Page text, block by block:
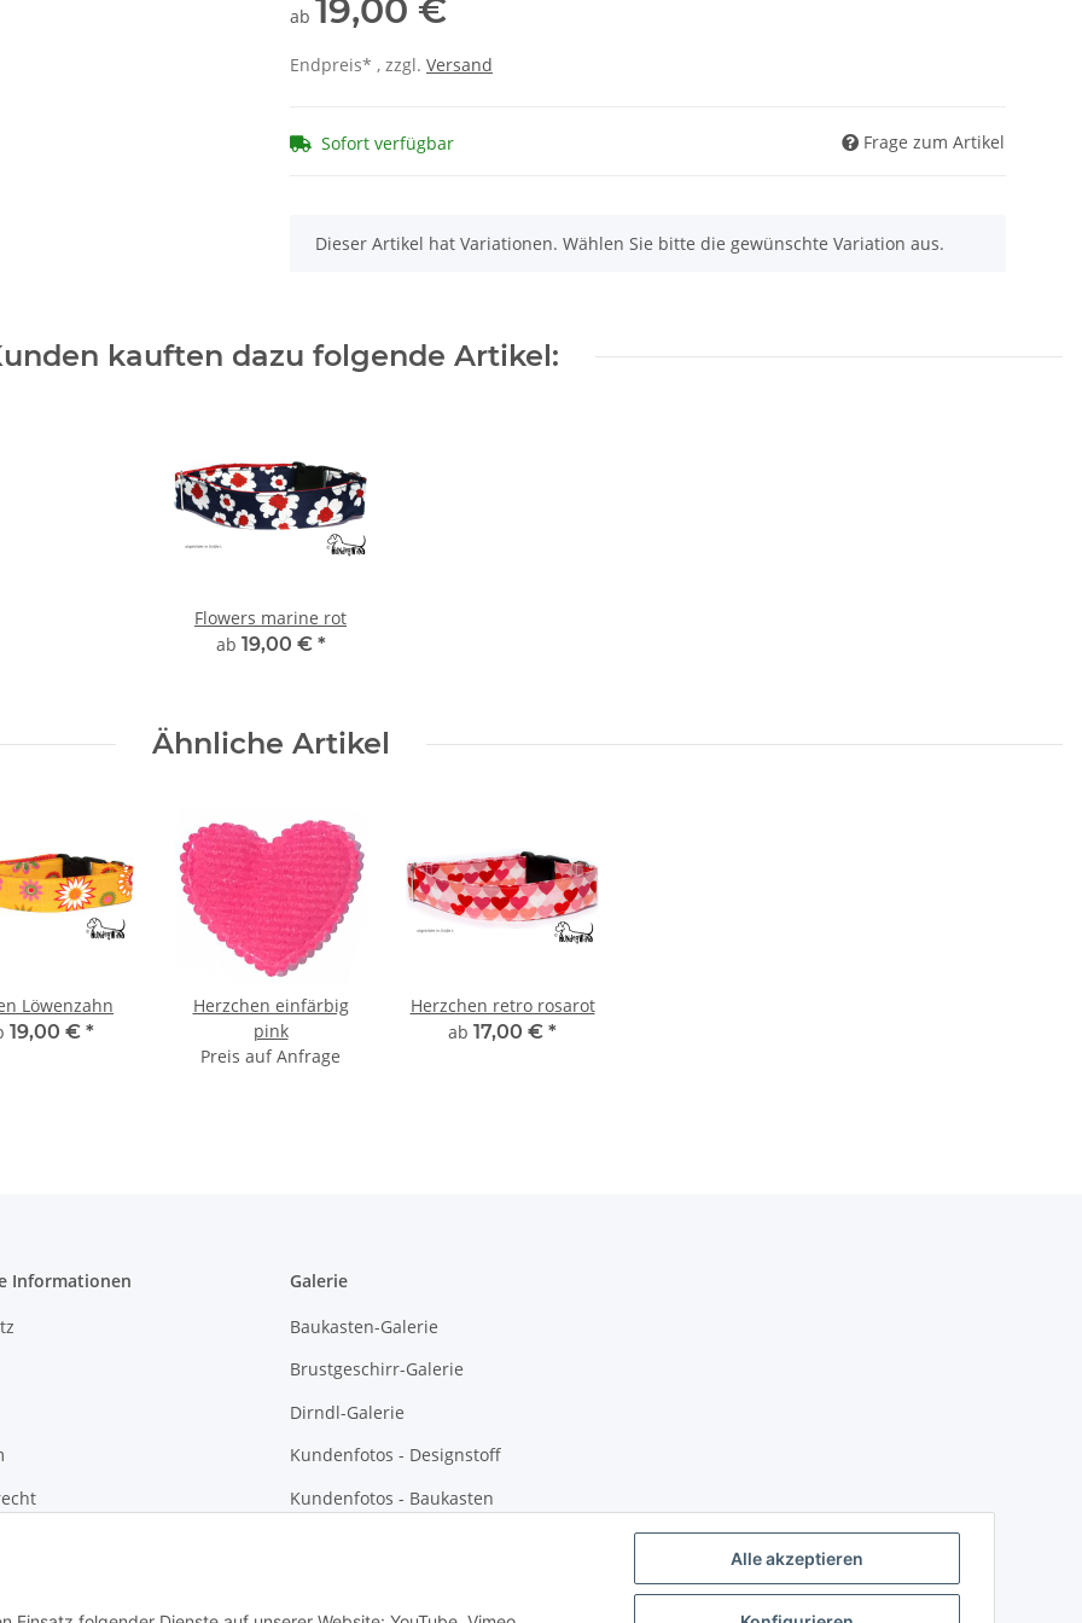
ab 19,00 €
Endpreis* , zzgl. Versand
Sofort verfügbar Frage zum Artikel
x
Dieser Artikel hat Variationen. Wählen Sie bitte die gewünschte Variation aus.
kauften dazu folgende Artikel:
Flowers marine rot
ab 19,00 € *
Ähnliche Artikel
Löwenzahn
19,00 € *
Herzchen einfärbig
pink
Preis auf Anfrage
Herzchen retro rosarot
ab 17,00 € *
Informationen Galerie
Baukasten-Galerie
Brustgeschirr-Galerie
Dirndl-Galerie
Kundenfotos - Designstoff
Kundenfotos - Baukasten
Alle akzeptieren